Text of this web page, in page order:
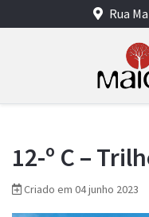
Rua
12-º C –
Criado em 04 junho 2023